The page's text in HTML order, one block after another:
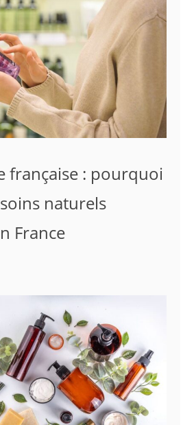
française : pourquoi
naturels
France